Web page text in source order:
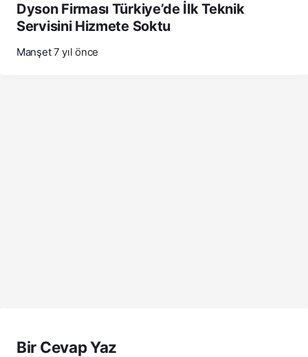
Dyson Firması Türkiye’de İlk Teknik
Servisini Hizmete Soktu
Manşet7 yıl önce
Bir Cevap Yaz